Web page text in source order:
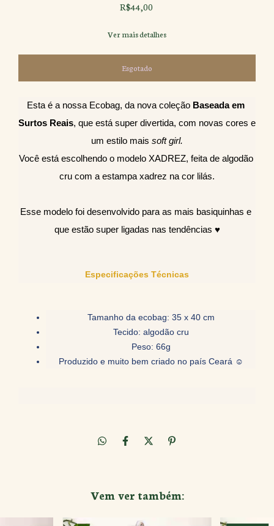
R$44,00
Ver mais detalhes
Esta é a nossa Ecobag, da nova coleção Baseada em
Surtos Reais, que está super divertida, com novas cores e
um estilo mais soft girl.
Você está escolhendo o modelo XADREZ, feita de algodão
cru com a estampa xadrez na cor lilás.
Esse modelo foi desenvolvido para as mais basiquinhas e
que estão super ligadas nas tendências ♥
Especificações Técnicas
Tamanho da ecobag: 35 x 40 cm
Tecido: algodão cru
Peso: 66g
Produzido e muito bem criado no país Ceará ☺
Vem ver também: